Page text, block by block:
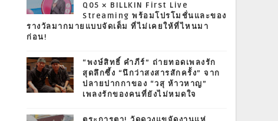
Q05 × BILLKIN First Live
Streaming พร้อมโปรโมชั่นและของ
รางวัลมากมายแบบจัดเต็ม ที่ไม่เคยให้ที่ไหนมา
ก่อน!
“พงษ์สิทธิ์ คำภีร์” ถ่ายทอดเพลงรัก
สุดลึกซึ้ง “นึกว่าสงสารสักครั้ง” จาก
ปลายปากกาของ “วสุ ห้าวหาญ”
เพลงรักของคนที่ยังไม่หมดใจ